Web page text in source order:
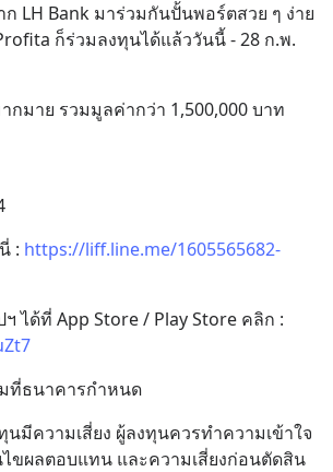
ก LH Bank มาร่วมกันปั้นพอร์ตสวย ๆ ง่าย
ก็ร่วมลงทุนได้แล้ววันนี้ - 28 ก.พ.
กมาย รวมมูลค่ากว่า 1,500,000 บาท
: https://liff.line.me/1605565682-
ที่ธนาคารกำหนด
นมีความเสี่ยง ผู้ลงทุนควรทำความเข้าใจ
ขผลตอบแทน และความเสี่ยงก่อนตัดสิน